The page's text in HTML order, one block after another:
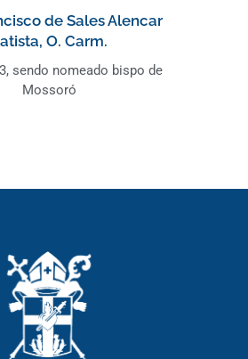
de Sales Alencar
O. Carm.
sendo nomeado bispo de
Mossoró